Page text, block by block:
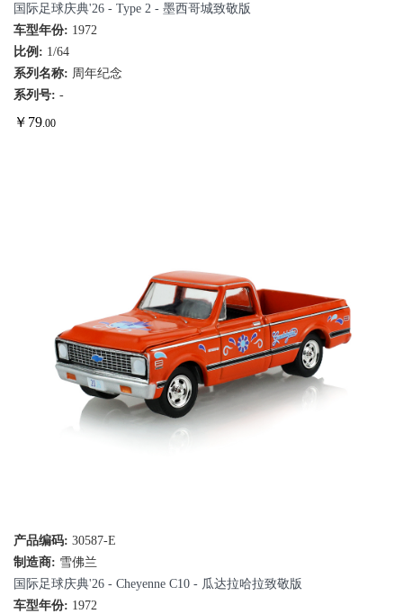
国际足球庆典'26 - Type 2 - 墨西哥城致敬版
车型年份: 1972
比例: 1/64
系列名称: 周年纪念
系列号: -
￥ 79 .00
产品编码: 30587-E
制造商: 雪佛兰
国际足球庆典'26 - Cheyenne C10 - 瓜达拉哈拉致敬版
车型年份: 1972